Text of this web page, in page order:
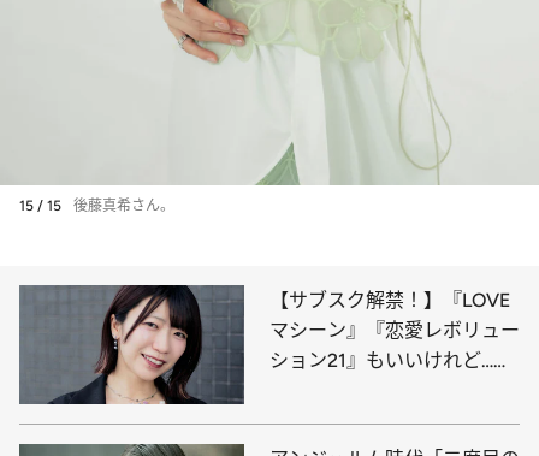
15 / 15 後藤真希さん。
【サブスク解禁！】『LOVE
マシーン』『恋愛レボリュー
ション21』もいいけれど…無
ちゃん”が選ぶ、今こそ聞く
べき15曲